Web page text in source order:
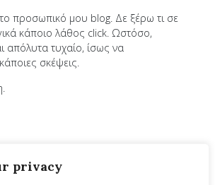
privacy
προσωπικό μου blog. Δε ξέρω τι σε
κάποιο λάθος click. Ωστόσο,
απόλυτα τυχαίο, ίσως να
σκέψεις.